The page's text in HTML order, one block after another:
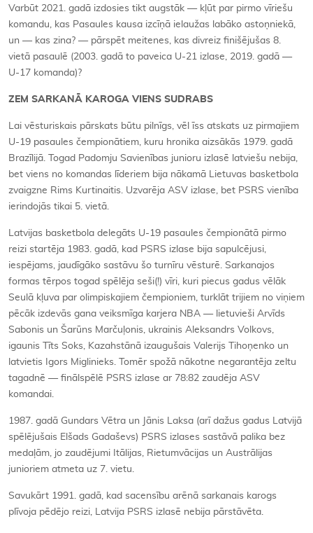
Varbūt 2021. gadā izdosies tikt augstāk — kļūt par pirmo vīriešu
komandu, kas Pasaules kausa izcīņā ielaužas labāko astoņniekā,
un — kas zina? — pārspēt meitenes, kas divreiz finišējušas 8.
vietā pasaulē (2003. gadā to paveica U-21 izlase, 2019. gadā —
U-17 komanda)?
ZEM SARKANĀ KAROGA VIENS SUDRABS
Lai vēsturiskais pārskats būtu pilnīgs, vēl īss atskats uz pirmajiem
U-19 pasaules čempionātiem, kuru hronika aizsākās 1979. gadā
Brazīlijā. Togad Padomju Savienības junioru izlasē latviešu nebija,
bet viens no komandas līderiem bija nākamā Lietuvas basketbola
zvaigzne Rims Kurtinaitis. Uzvarēja ASV izlase, bet PSRS vienība
ierindojās tikai 5. vietā.
Latvijas basketbola delegāts U-19 pasaules čempionātā pirmo
reizi startēja 1983. gadā, kad PSRS izlase bija sapulcējusi,
iespējams, jaudīgāko sastāvu šo turnīru vēsturē. Sarkanajos
formas tērpos togad spēlēja seši(!) vīri, kuri piecus gadus vēlāk
Seulā kļuva par olimpiskajiem čempioniem, turklāt trijiem no viņiem
pēcāk izdevās gana veiksmīga karjera NBA — lietuvieši Arvīds
Sabonis un Šarūns Marčuļonis, ukrainis Aleksandrs Volkovs,
igaunis Tīts Soks, Kazahstānā izaugušais Valerijs Tihoņenko un
latvietis Igors Miglinieks. Tomēr spožā nākotne negarantēja zeltu
tagadnē — finālspēlē PSRS izlase ar 78:82 zaudēja ASV
komandai.
1987. gadā Gundars Vētra un Jānis Laksa (arī dažus gadus Latvijā
spēlējušais Elšads Gadaševs) PSRS izlases sastāvā palika bez
medaļām, jo zaudējumi Itālijas, Rietumvācijas un Austrālijas
junioriem atmeta uz 7. vietu.
Savukārt 1991. gadā, kad sacensību arēnā sarkanais karogs
plīvoja pēdējo reizi, Latvija PSRS izlasē nebija pārstāvēta.